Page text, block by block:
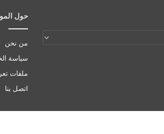
حول
من نحن
سياسة
ملفات
اتصل بنا